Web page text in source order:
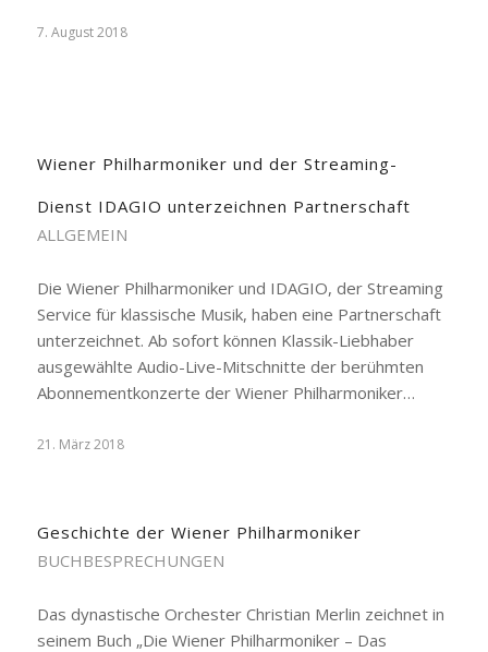
7. August 2018
Wiener Philharmoniker und der Streaming-
Dienst IDAGIO unterzeichnen Partnerschaft
ALLGEMEIN
Die Wiener Philharmoniker und IDAGIO, der Streaming
Service für klassische Musik, haben eine Partnerschaft
unterzeichnet. Ab sofort können Klassik-Liebhaber
ausgewählte Audio-Live-Mitschnitte der berühmten
Abonnementkonzerte der Wiener Philharmoniker…
21. März 2018
Geschichte der Wiener Philharmoniker
BUCHBESPRECHUNGEN
Das dynastische Orchester Christian Merlin zeichnet in
seinem Buch „Die Wiener Philharmoniker – Das